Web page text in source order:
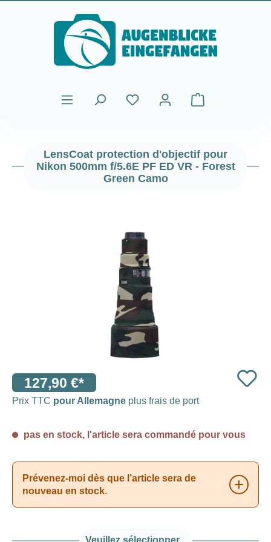
Passer au contenu principal
Le panier
LensCoat protection d'objectif pour
Nikon 500mm f/5.6E PF ED VR - Forest
Green Camo
127,90 €*
Prix TTC pour Allemagne plus frais de port
pas en stock, l'article sera commandé pour vous
Prévenez-moi dès que l’article sera de
nouveau en stock.
Veuillez sélectionner...